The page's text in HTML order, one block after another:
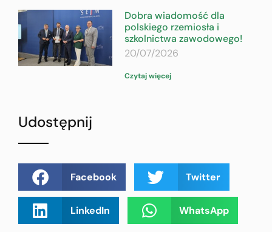
Dobra wiadomość dla
polskiego rzemiosła i
szkolnictwa zawodowego!
20/07/2026
Czytaj więcej
Udostępnij
Facebook Twitter
LinkedIn WhatsApp